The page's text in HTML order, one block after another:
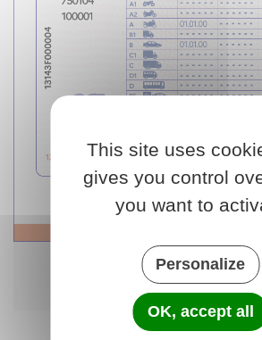
Décrypter le permis de
© Service Public (DILA)
Voir la description
This site uses
gives you control
you want to
Personalize
OK, accept all